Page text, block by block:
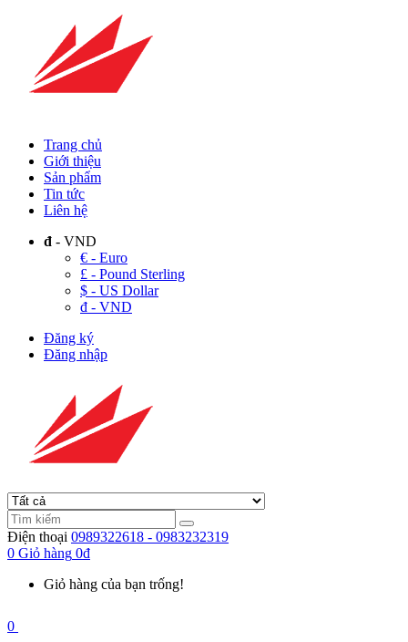
Trang chủ
Giới thiệu
Sản phẩm
Tin tức
Liên hệ
đ - VND
€ - Euro
£ - Pound Sterling
$ - US Dollar
đ - VND
Đăng ký
Đăng nhập
Điện thoại 0989322618 - 0983232319
0 Giỏ hàng 0đ
Giỏ hàng của bạn trống!
0